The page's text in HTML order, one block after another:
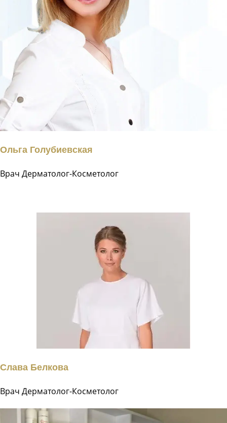
Ольга Голубиевская
Врач Дерматолог-Косметолог
Слава Белкова
Врач Дерматолог-Косметолог